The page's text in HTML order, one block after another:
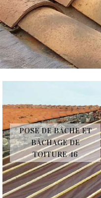
POSE DE BÂCHE ET
BÂCHAGE DE
TOITURE 46